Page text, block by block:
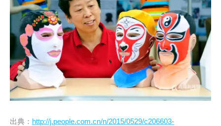
出典： http://j.people.com.cn/n/2015/0529/c206603-